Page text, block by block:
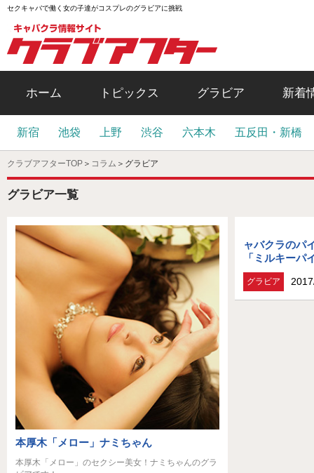
セクキャバで働く女の子達がコスプレのグラビアに挑戦
ホーム トピックス グラビア 新着
新宿 池袋 上野 渋谷 六本木 五反田・新橋
クラブアフターTOP ＞ コラム ＞ グラビア
グラビア一覧
本厚木「メロー」ナミちゃん
本厚木「メロー」のセクシー美女！ナミちゃんのグラ
ャバクラのパ
「ミルキーパ
グラビア